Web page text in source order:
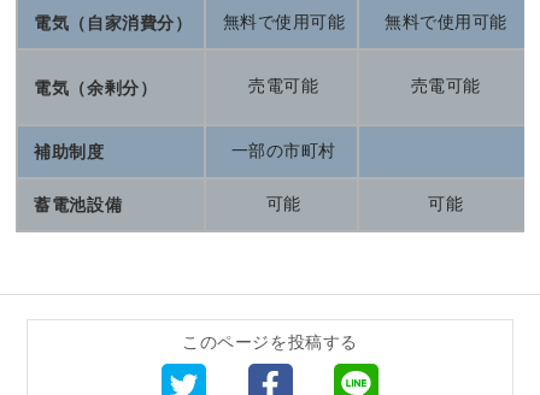
電気（自家消費分） 無料で使用可能 無料で使用可能
電気（余剰分） 売電可能 売電可能
補助制度 一部の市町村
蓄電池設備 可能 可能
このページを投稿する